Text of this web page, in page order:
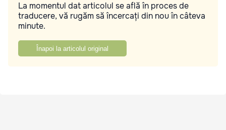
La momentul dat articolul se află în proces de
traducere, vă rugăm să încercați din nou în câteva
minute.
Înapoi la articolul original